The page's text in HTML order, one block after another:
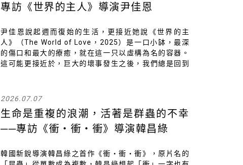
專訪《世界的主人》導演尹佳恩
尹佳恩說起週而復始的生活，更接近她說《世界的主
人》（The World of Love，2025）是一口小缽，最深
的傷口和最大的療癒，就在這一只以虛構為名的容器。
這可能更接近於，巨大的壞事發生之後，我們總是回到
2026.07.07
生命是重複的浪潮，活著是群蟲的不幸
──專訪《衝・衝・衝》導演韓昌綠
韓國新銳導演韓昌綠之首作《衝・衝・衝》，原片名的